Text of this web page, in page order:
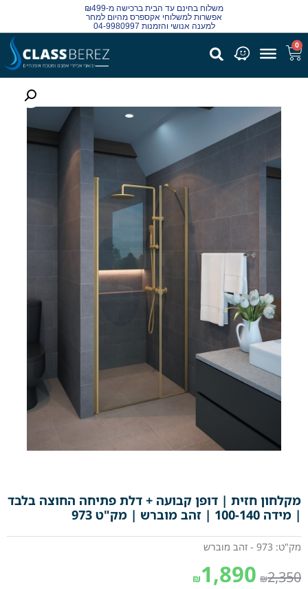
משלוח בחינם עד הבית ברכישה מ-₪499
אפשרות למשלוחי אקספרס מהיום למחר
למענה אנושי והזמנות 04-9980997
0
מקלחון חזית | דופן קבועה + דלת פתיחה החוצה בלבד
| מידה 100-140 | זהב מוברש | מק"ט 973
מק"ט: 973 - זהב מוברש
₪2,350
₪1,890